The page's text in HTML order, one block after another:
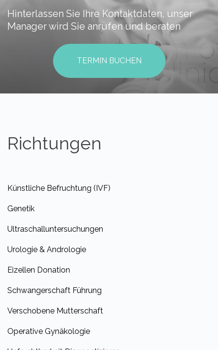
Hinterlassen Sie Ihre Kontaktdaten, unser
Manager wird Sie anrufen und beraten
TERMIN BUCHEN
Richtungen
Künstliche Befruchtung (IVF)
Genetik
Ultraschalluntersuchungen
Urologie & Andrologie
Eizellen Donation
Schwangerschaft Führung
Verschobene Mutterschaft
Operative Gynäkologie